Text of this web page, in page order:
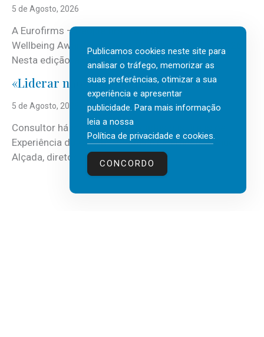
5 de Agosto, 2026
A Eurofirms – People first está de regresso aos
Wellbeing Awards, integrando o Top Wellbeing 2026.
Nesta edição, a multinacional...
«Liderar não é um talento místico.»
5 de Agosto, 2026
Consultor há mais de três décadas nas áreas de
Experiência do Cliente, Vendas e Liderança, Manuel
Alçada, diretor executivo da...
Publicamos cookies neste site para
analisar o tráfego, memorizar as
suas preferências, otimizar a sua
experiência e apresentar
publicidade. Para mais informação
leia a nossa
Política de privacidade e cookies.
CONCORDO